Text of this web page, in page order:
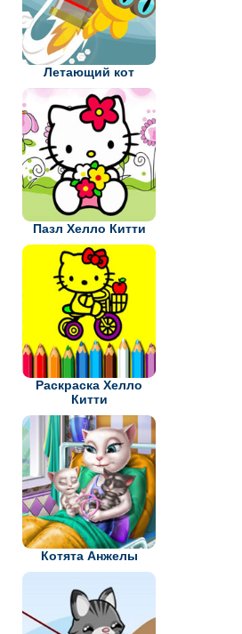
Летающий кот
Пазл Хелло Китти
Раскраска Хелло
Китти
Котята Анжелы